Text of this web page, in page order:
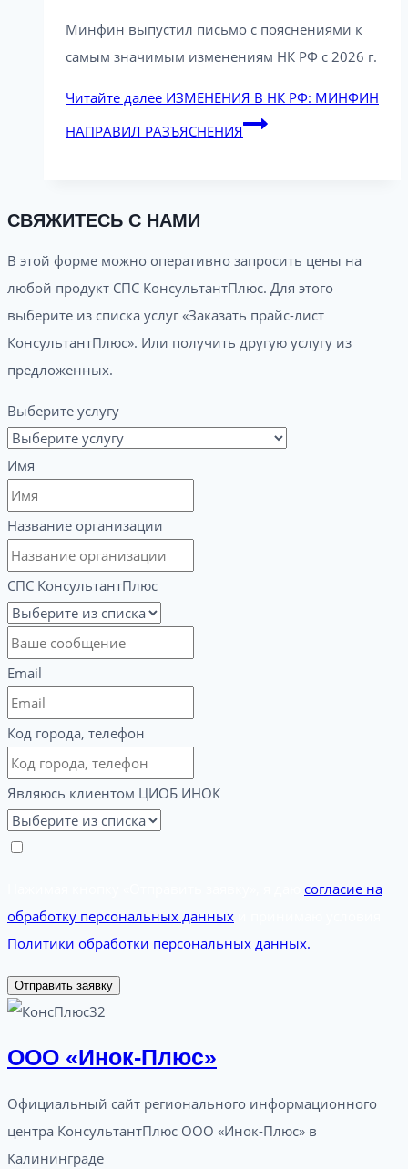
Минфин выпустил письмо с пояснениями к
самым значимым изменениям НК РФ с 2026 г.
Читайте далее ИЗМЕНЕНИЯ В НК РФ: МИНФИН
НАПРАВИЛ РАЗЪЯСНЕНИЯ
СВЯЖИТЕСЬ С НАМИ
В этой форме можно оперативно запросить цены на
любой продукт СПС КонсультантПлюс. Для этого
выберите из списка услуг «Заказать прайс-лист
КонсультантПлюс». Или получить другую услугу из
предложенных.
Выберите услугу
Имя
Название организации
СПС КонсультантПлюс
Email
Код города, телефон
Являюсь клиентом ЦИОБ ИНОК
согласие на
обработку персональных данных
Политики обработки персональных данных.
Отправить заявку
ООО «Инок-Плюс»
Официальный сайт регионального информационного
центра КонсультантПлюс ООО «Инок-Плюс» в
Калининграде